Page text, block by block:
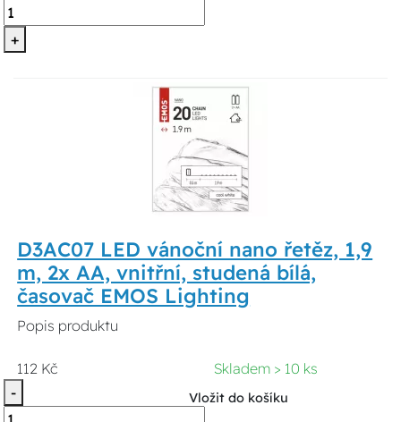
+
D3AC07 LED vánoční nano řetěz, 1,9
m, 2x AA, vnitřní, studená bílá,
časovač EMOS Lighting
Popis produktu
112 Kč
Skladem > 10 ks
-
Vložit do košíku